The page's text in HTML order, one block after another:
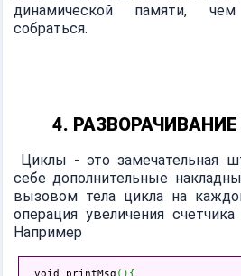
динамической памяти,
собраться.
4. РАЗВОРАЧИВАНИЕ
Циклы - это замечательная
себе дополнительные
вызовом тела цикла на
операция увеличения
Например
void printMsg ( ) {